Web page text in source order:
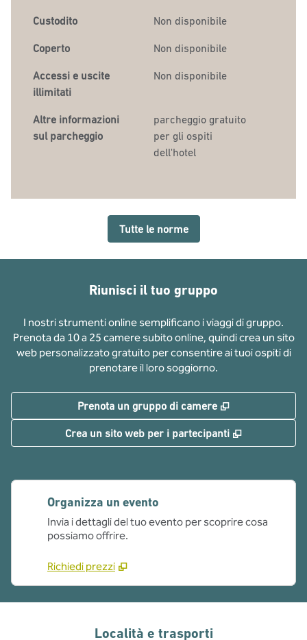
Custodito Non disponibile
Coperto Non disponibile
Accessi e uscite
illimitati
Non disponibile
Altre informazioni
sul parcheggio
parcheggio gratuito
per gli ospiti
dell'hotel
Tutte le norme
Riunisci il tuo gruppo
I nostri strumenti online semplificano i viaggi di gruppo.
Prenota da 10 a 25 camere subito online, quindi crea un sito
web personalizzato gratuito per consentire ai tuoi ospiti di
prenotare il loro soggiorno.
Prenota un gruppo di camere ,
Crea un sito web per i partecipanti ,
Organizza un evento
Invia i dettagli del tuo evento per scoprire cosa
possiamo offrire.
Richiedi prezzi
Località e trasporti